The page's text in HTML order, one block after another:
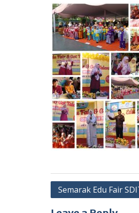
Post
Semarak Edu Fair